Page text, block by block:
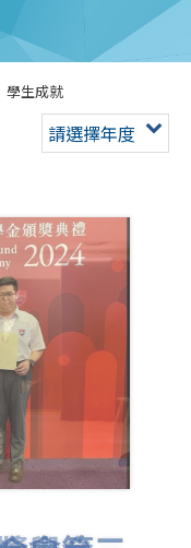
學生成就
請選擇年度